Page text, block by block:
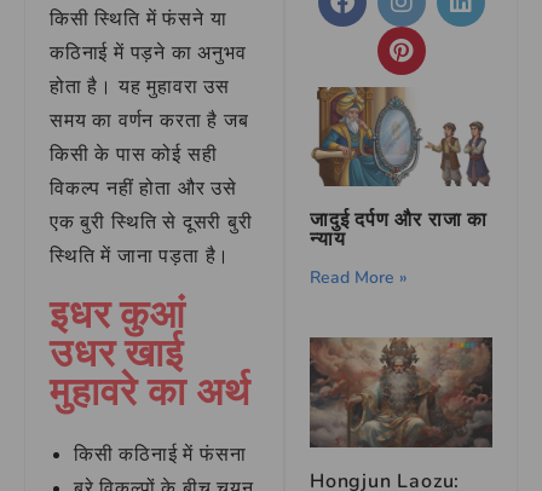
किसी स्थिति में फंसने या
कठिनाई में पड़ने का अनुभव
होता है। यह मुहावरा उस
समय का वर्णन करता है जब
किसी के पास कोई सही
विकल्प नहीं होता और उसे
एक बुरी स्थिति से दूसरी बुरी
स्थिति में जाना पड़ता है।
इधर कुआं
उधर खाई
मुहावरे का अर्थ
किसी कठिनाई में फंसना
जादुई दर्पण और राजा का
न्याय
Read More »
Hongjun Laozu: